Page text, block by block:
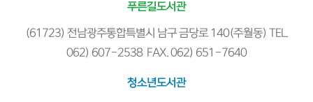
푸른길도서관
(61723) 전남광주통합특별시 남구 금당로 140(주월동) TEL.
062) 607-2538 FAX. 062) 651-7640
청소년도서관